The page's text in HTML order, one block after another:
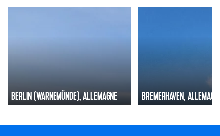
BERLIN (WARNEMÜNDE), ALLEMAGNE BREMERHAVEN,